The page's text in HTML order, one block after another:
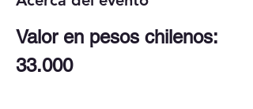
Valor en pesos chilenos:
33.000